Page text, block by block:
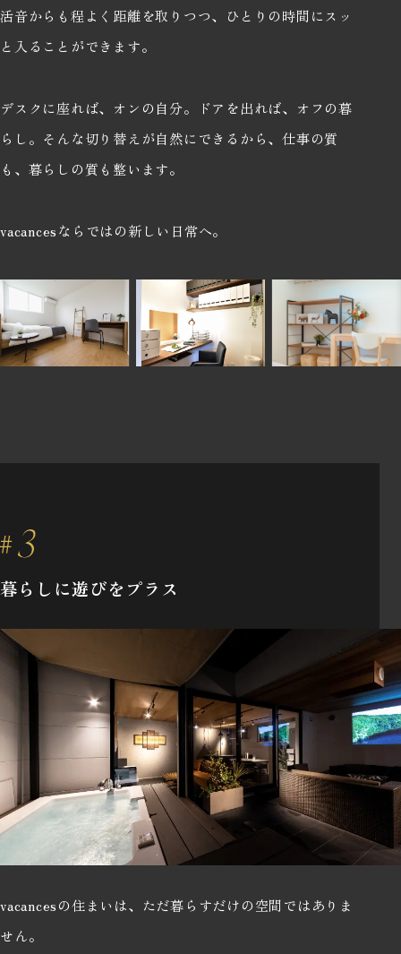
活音からも程よく距離を取りつつ、ひとりの時間にスッ
と入ることができます。
デスクに座れば、オンの自分。ドアを出れば、オフの暮
らし。そんな切り替えが自然にできるから、仕事の質
も、暮らしの質も整います。
vacancesならではの新しい日常へ。
暮らしに遊びをプラス
vacancesの住まいは、ただ暮らすだけの空間ではありま
せん。